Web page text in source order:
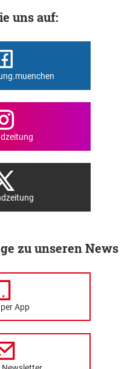
uns auf:
zu unseren News
App